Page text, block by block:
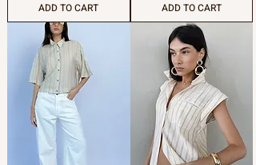
ADD TO CART
ADD TO CART